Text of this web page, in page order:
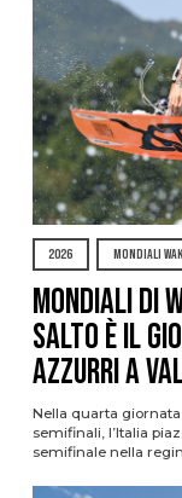
2026 MONDIALI
Mondiali di
Salto è il
azzurri a
Nella quarta
semifinali, l’Italia
semifinale nella